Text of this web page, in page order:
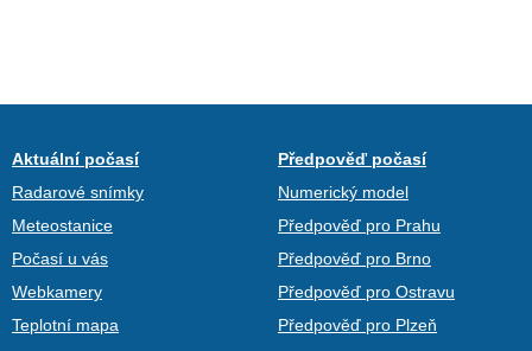
Aktuální počasí
Radarové snímky
Meteostanice
Počasí u vás
Webkamery
Teplotní mapa
Předpověď počasí
Numerický model
Předpověď pro Prahu
Předpověď pro Brno
Předpověď pro Ostravu
Předpověď pro Plzeň